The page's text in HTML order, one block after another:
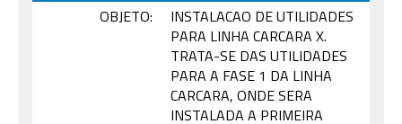
OBJETO:
INSTALACAO DE UTILIDADES
PARA LINHA CARCARA X.
TRATA-SE DAS UTILIDADES
PARA A FASE 1 DA LINHA
CARCARA, ONDE SERA
INSTALADA A PRIMEIRA